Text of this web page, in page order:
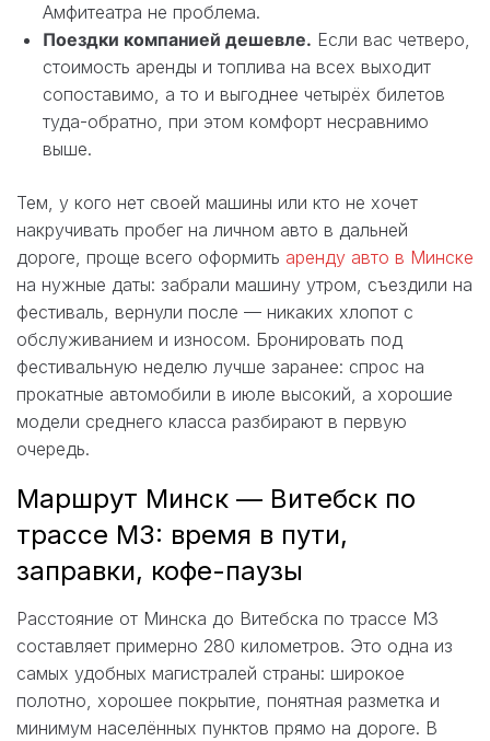
Амфитеатра не проблема.
Поездки компанией дешевле. Если вас четверо,
стоимость аренды и топлива на всех выходит
сопоставимо, а то и выгоднее четырёх билетов
туда-обратно, при этом комфорт несравнимо
выше.
Тем, у кого нет своей машины или кто не хочет
накручивать пробег на личном авто в дальней
дороге, проще всего оформить аренду авто в Минске
на нужные даты: забрали машину утром, съездили на
фестиваль, вернули после — никаких хлопот с
обслуживанием и износом. Бронировать под
фестивальную неделю лучше заранее: спрос на
прокатные автомобили в июле высокий, а хорошие
модели среднего класса разбирают в первую
очередь.
Маршрут Минск — Витебск по
трассе М3: время в пути,
заправки, кофе-паузы
Расстояние от Минска до Витебска по трассе М3
составляет примерно 280 километров. Это одна из
самых удобных магистралей страны: широкое
полотно, хорошее покрытие, понятная разметка и
минимум населённых пунктов прямо на дороге. В